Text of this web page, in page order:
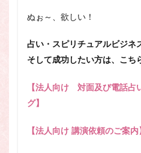
ぬぉ～、欲しい！
占い・スピリチュアルビジネ
そして成功したい方は、こち
【法人向け 対面及び電話占
グ】
【法人向け 講演依頼のご案内